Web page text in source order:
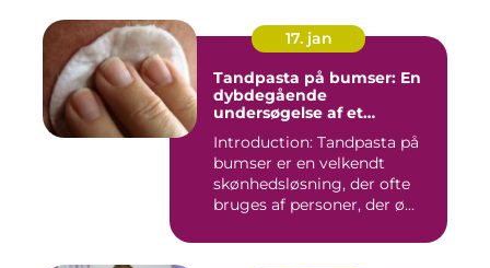
17. jan
Tandpasta på bumser: En
dybdegående
undersøgelse af et
Introduction: Tandpasta på
bumser er en velkendt
skønhedsløsning, der ofte
bruges af personer, der ø...